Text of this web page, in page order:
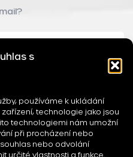
s
používáme k ukládání
technologie jako jsou
technologiemi nám umožní
při procházení nebo
nebo odvolání
určité vlastnosti a funkce.